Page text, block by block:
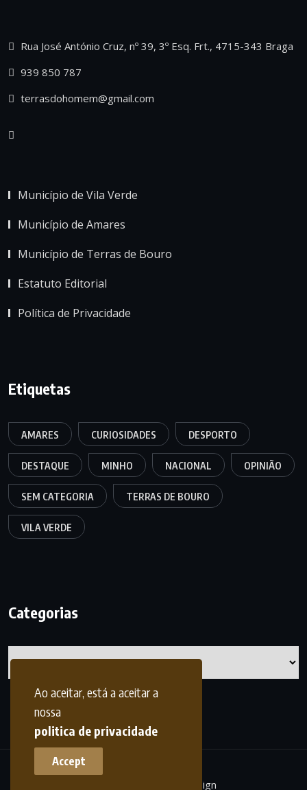
Ao aceitar, está a aceitar a
nossa
politica de privacidade
Accept
Rua José António Cruz, nº 39, 3º Esq. Frt., 4715-343 Braga
939 850 787
terrasdohomem@gmail.com
Município de Vila Verde
Município de Amares
Município de Terras de Bouro
Estatuto Editorial
Política de Privacidade
Etiquetas
AMARES CURIOSIDADES DESPORTO
DESTAQUE MINHO NACIONAL OPINIÃO
SEM CATEGORIA TERRAS DE BOURO
VILA VERDE
Categorias
frdesign